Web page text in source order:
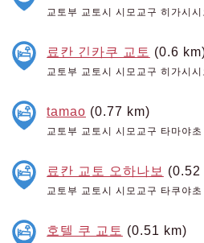
교토부 교토시 시모교구 히가시
료칸 긴카쿠 교토 (0.6
교토부 교토시 시모교구 히가시
tamao (0.77 km)
교토부 교토시 시모교구 타마야
료칸 교토 오하나보 (0.52
교토부 교토시 시모교구 타쿠야
호텔 쿠 교토 (0.51 km)